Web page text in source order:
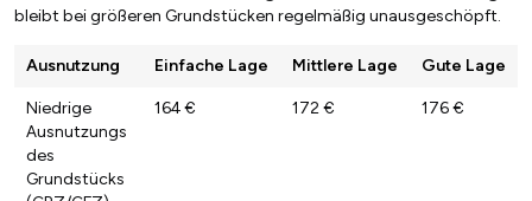
bleibt bei größeren Grundstücken regelmäßig unausgeschöpft.
Ausnutzung Einfache Lage Mittlere Lage Gute Lage
Niedrige
Ausnutzungs
des
Grundstücks
164 € 172 € 176 €